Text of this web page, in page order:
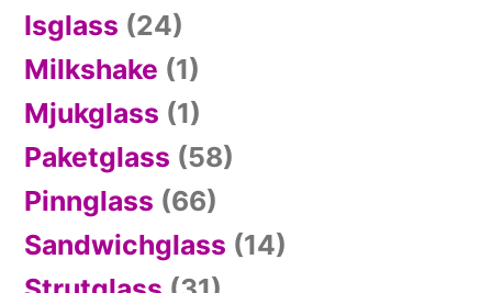
Isglass (24)
Milkshake (1)
Mjukglass (1)
Paketglass (58)
Pinnglass (66)
Sandwichglass (14)